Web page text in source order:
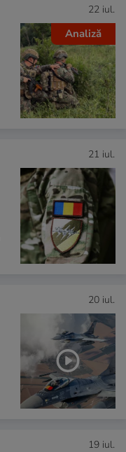
Analiză
22 iul.
21 iul.
20 iul.
19 iul.